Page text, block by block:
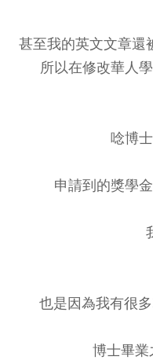
甚至我的英文文章還
所以在修改華人
唸博
申請到的獎學
也是因為我有很多
博士畢業